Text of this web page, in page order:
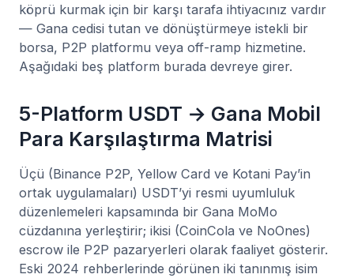
köprü kurmak için bir karşı tarafa ihtiyacınız vardır
— Gana cedisi tutan ve dönüştürmeye istekli bir
borsa, P2P platformu veya off-ramp hizmetine.
Aşağıdaki beş platform burada devreye girer.
5-Platform USDT → Gana Mobil
Para Karşılaştırma Matrisi
Üçü (Binance P2P, Yellow Card ve Kotani Pay’in
ortak uygulamaları) USDT’yi resmi uyumluluk
düzenlemeleri kapsamında bir Gana MoMo
cüzdanına yerleştirir; ikisi (CoinCola ve NoOnes)
escrow ile P2P pazaryerleri olarak faaliyet gösterir.
Eski 2024 rehberlerinde görünen iki tanınmış isim